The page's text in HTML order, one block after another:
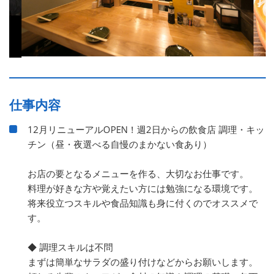
仕事内容
12月リニューアルOPEN！週2日からの飲食店 調理・キッ
チン（昼・夜選べる自慢のまかない食あり）
お店の要となるメニューを作る、大切なお仕事です。
料理が好きな方や覚えたい方には勉強になる環境です。
将来役立つスキルや食品知識も身に付くのでオススメで
す。
◆ 調理スキルは不問
まずは簡単なサラダの盛り付けなどからお願いします。